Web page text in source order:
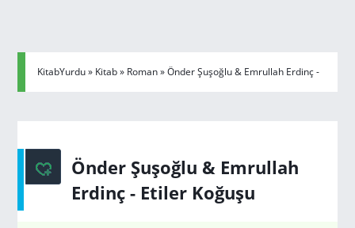
KitabYurdu» Kitab» Roman» Önder Şuşoğlu & Emrullah Erdinç -
Önder Şuşoğlu & Emrullah
Erdinç - Etiler Koğuşu